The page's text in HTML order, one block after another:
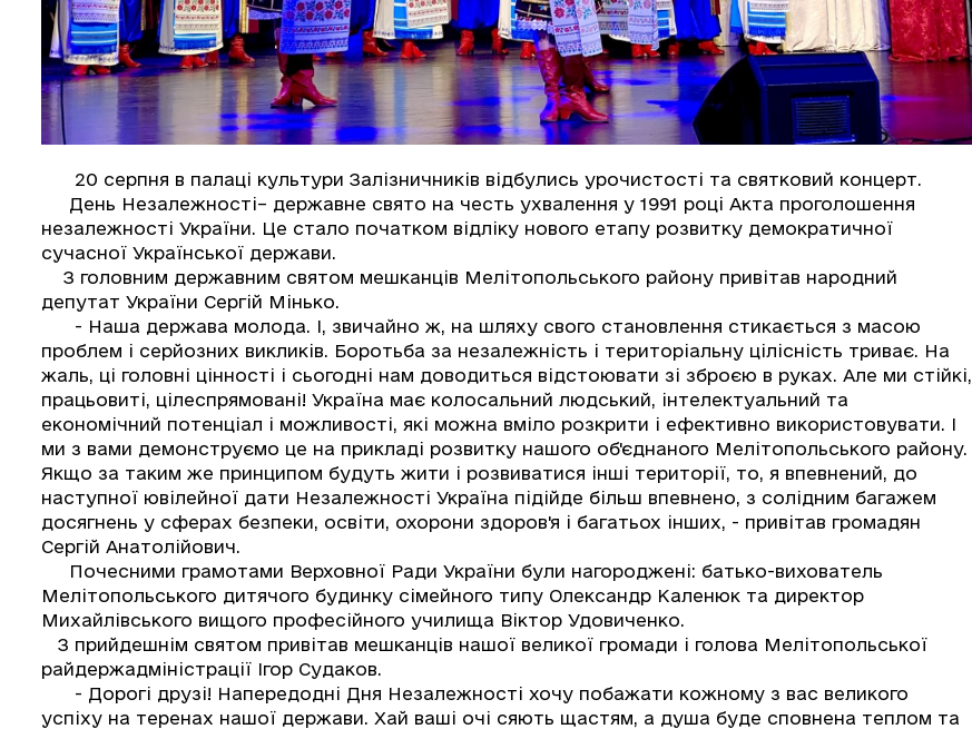
20 серпня в палаці культури Залізничників відбулись урочистості та святковий концерт.
День Незалежності– державне свято на честь ухвалення у 1991 році Акта проголошення
незалежності України. Це стало початком відліку нового етапу розвитку демократичної
сучасної Української держави.
З головним державним святом мешканців Мелітопольського району привітав народний
депутат України Сергій Мінько.
- Наша держава молода. І, звичайно ж, на шляху свого становлення стикається з масою
проблем і серйозних викликів. Боротьба за незалежність і територіальну цілісність триває. На
жаль, ці головні цінності і сьогодні нам доводиться відстоювати зі зброєю в руках. Але ми стійкі,
працьовиті, цілеспрямовані! Україна має колосальний людський, інтелектуальний та
економічний потенціал і можливості, які можна вміло розкрити і ефективно використовувати. І
ми з вами демонструємо це на прикладі розвитку нашого об'єднаного Мелітопольського району.
Якщо за таким же принципом будуть жити і розвиватися інші території, то, я впевнений, до
наступної ювілейної дати Незалежності Україна підійде більш впевнено, з солідним багажем
досягнень у сферах безпеки, освіти, охорони здоров'я і ​​багатьох інших, - привітав громадян
Сергій Анатолійович.
Почесними грамотами Верховної Ради України були нагороджені: батько-вихователь
Мелітопольського дитячого будинку сімейного типу Олександр Каленюк та директор
Михайлівського вищого професійного училища Віктор Удовиченко.
З прийдешнім святом привітав мешканців нашої великої громади і голова Мелітопольської
райдержадміністрації Ігор Судаков.
- Дорогі друзі! Напередодні Дня Незалежності хочу побажати кожному з вас великого
успіху на теренах нашої держави. Хай ваші очі сяють щастям, а душа буде сповнена теплом та